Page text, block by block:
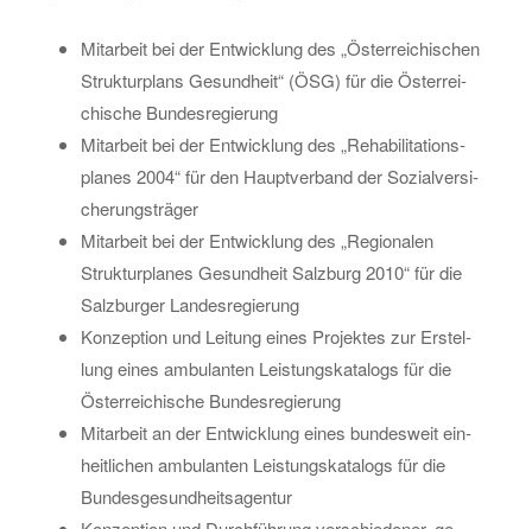
Mit­ar­beit bei der Ent­wick­lung des „Ös­ter­rei­chi­schen
Struk­tur­plans Ge­sund­heit“ (ÖSG) für die Ös­ter­rei­
chi­sche Bun­des­re­gie­rung
Mit­ar­beit bei der Ent­wick­lung des „Re­ha­bi­li­ta­ti­ons­
pla­nes 2004“ für den Haupt­ver­band der So­zi­al­ver­si­
che­rungs­trä­ger
Mit­ar­beit bei der Ent­wick­lung des „Re­gio­na­len
Struk­tur­pla­nes Ge­sund­heit Salz­burg 2010“ für die
Salz­bur­ger Lan­des­re­gie­rung
Kon­zep­ti­on und Lei­tung eines Pro­jek­tes zur Er­stel­
lung eines am­bu­lan­ten Leis­tungs­ka­ta­logs für die
Ös­ter­rei­chi­sche Bun­des­re­gie­rung
Mit­ar­beit an der Ent­wick­lung eines bun­des­weit ein­
heit­li­chen am­bu­lan­ten Leis­tungs­ka­ta­logs für die
Bun­des­ge­sund­heits­agen­tur